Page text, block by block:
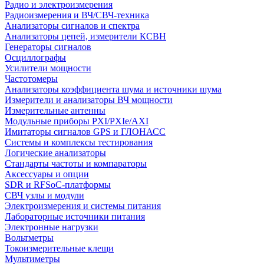
Радио и электроизмерения
Радиоизмерения и ВЧ/СВЧ-техника
Анализаторы сигналов и спектра
Анализаторы цепей, измерители КСВН
Генераторы сигналов
Осциллографы
Усилители мощности
Частотомеры
Анализаторы коэффициента шума и источники шума
Измерители и анализаторы ВЧ мощности
Измерительные антенны
Модульные приборы PXI/PXIe/AXI
Имитаторы сигналов GPS и ГЛОНАСС
Системы и комплексы тестирования
Логические анализаторы
Стандарты частоты и компараторы
Аксессуары и опции
SDR и RFSoC‑платформы
СВЧ узлы и модули
Электроизмерения и системы питания
Лабораторные источники питания
Электронные нагрузки
Вольтметры
Токоизмерительные клещи
Мультиметры